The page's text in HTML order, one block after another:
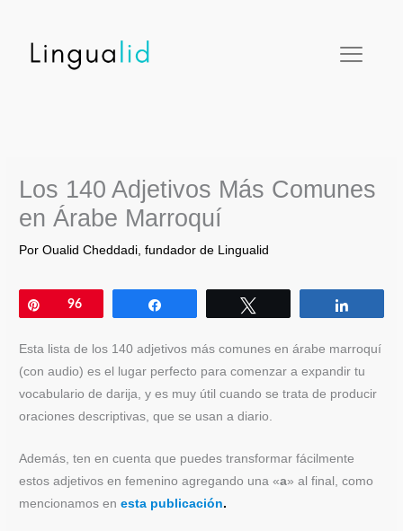
contenido
Los 140 Adjetivos Más Comunes
en Árabe Marroquí
PorOualid Cheddadi, fundador de Lingualid
Pin96
Esta lista de los 140 adjetivos más comunes en árabe marroquí
(con audio) es el lugar perfecto para comenzar a expandir tu
vocabulario de darija, y es muy útil cuando se trata de producir
oraciones descriptivas, que se usan a diario.
Además, ten en cuenta que puedes transformar fácilmente
estos adjetivos en femenino agregando una «a» al final, como
mencionamos enesta publicación.